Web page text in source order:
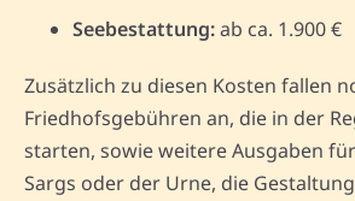
Seebestattung:ab ca. 1.900 €
Zusätzlich zu diesen Kosten fallen
Friedhofsgebühren an, die in der
starten, sowie weitere Ausgaben
Sargs oder der Urne, die